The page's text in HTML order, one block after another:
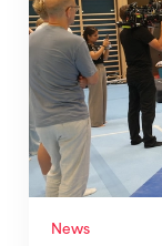
News